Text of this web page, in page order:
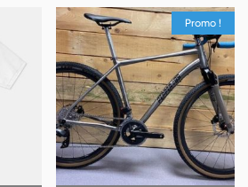
Promo !